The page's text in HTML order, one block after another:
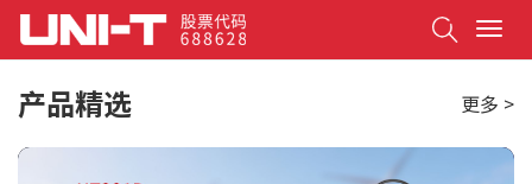
T
o
g
e
产品精选 更多 >